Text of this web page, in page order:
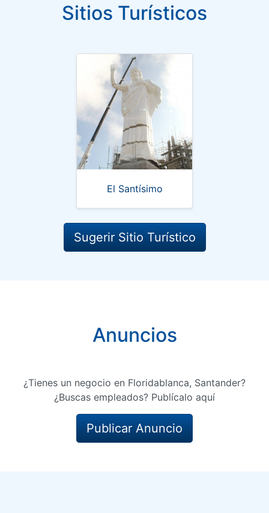
Sitios Turísticos
El Santísimo
Sugerir Sitio Turístico
Anuncios
¿Tienes un negocio en Floridablanca, Santander?
¿Buscas empleados? Publícalo aquí
Publicar Anuncio